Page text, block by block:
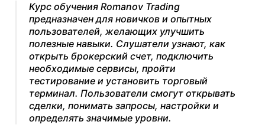
Курс обучения Romanov Trading
предназначен для новичков и опытных
пользователей, желающих улучшить
полезные навыки. Слушатели узнают, как
открыть брокерский счет, подключить
необходимые сервисы, пройти
тестирование и установить торговый
терминал. Пользователи смогут открывать
сделки, понимать запросы, настройки и
определять значимые уровни.